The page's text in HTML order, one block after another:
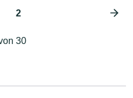
2
30